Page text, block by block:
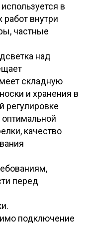
в
внутри
частные
над
складную
и хранения в
регулировке
оптимальной
качество
перед
подключение